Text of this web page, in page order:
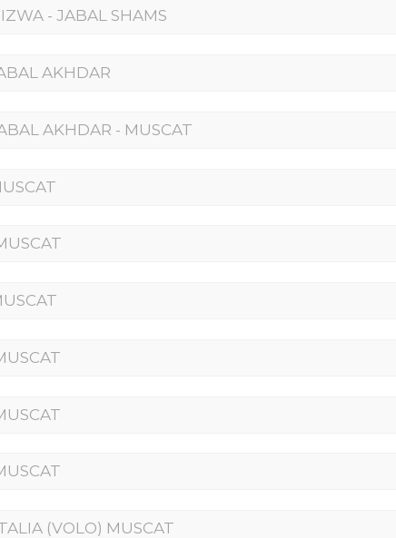
- JABAL SHAMS
AKHDAR
AKHDAR - MUSCAT
(VOLO) MUSCAT